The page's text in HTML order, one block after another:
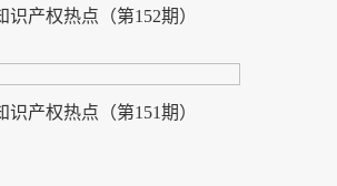
产权热点（第152期）
产权热点（第151期）